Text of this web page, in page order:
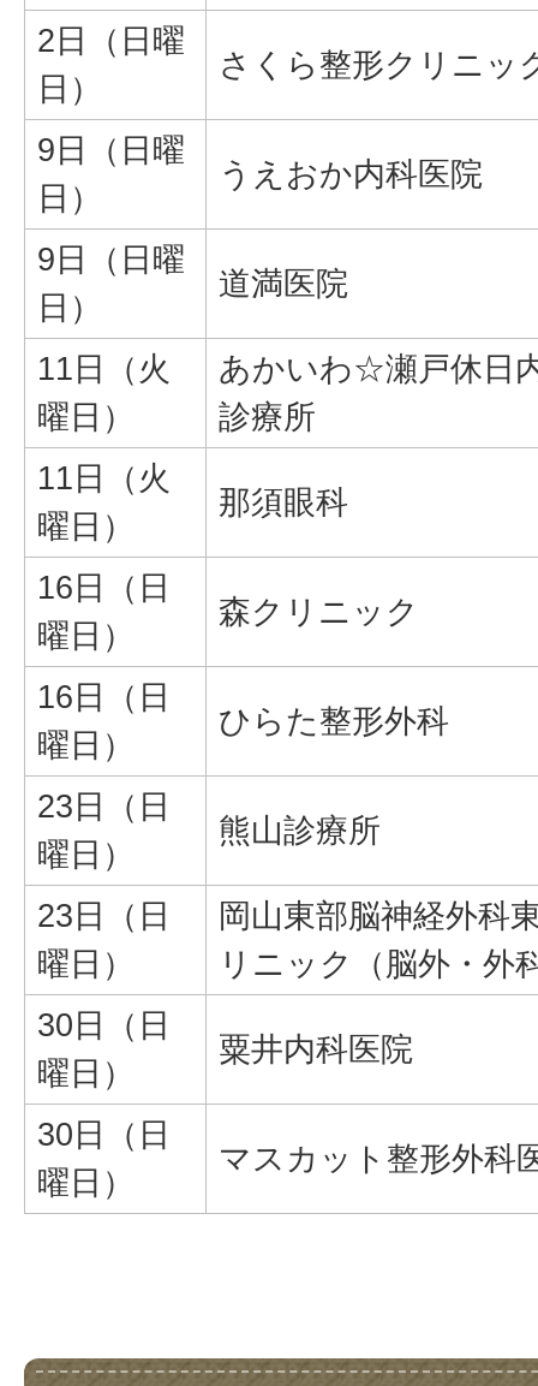
2日（日曜
日）
さくら整形クリニッ
9日（日曜
日）
うえおか内科医院
9日（日曜
日）
道満医院
11日（火
曜日）
あかいわ☆瀬戸休日
診療所
11日（火
曜日）
那須眼科
16日（日
曜日）
森クリニック
16日（日
曜日）
ひらた整形外科
23日（日
曜日）
熊山診療所
23日（日
曜日）
岡山東部脳神経外科
リニック（脳外・外
30日（日
曜日）
粟井内科医院
30日（日
曜日）
マスカット整形外科